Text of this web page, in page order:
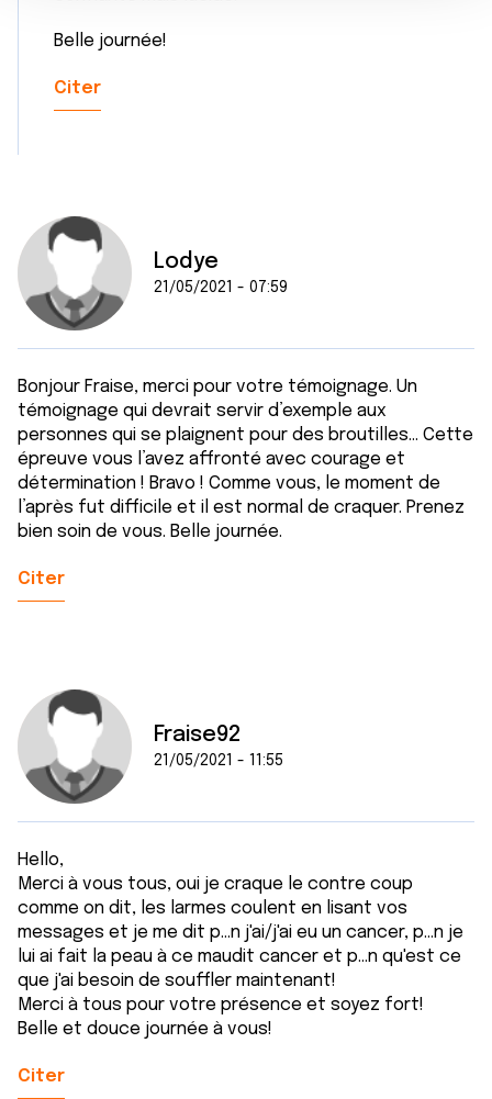
notre site avec nos partenaires de médias sociaux, de
publicité et d'analyse, qui peuvent combiner celles-ci
avec d'autres informations que vous leur avez fournies
ou qu'ils ont collectées lors de votre utilisation de leurs
Belle journée!
Citer
Lodye
21/05/2021 - 07:59
Bonjour Fraise, merci pour votre témoignage. Un
témoignage qui devrait servir d’exemple aux
personnes qui se plaignent pour des broutilles... Cette
épreuve vous l’avez affronté avec courage et
détermination ! Bravo ! Comme vous, le moment de
l’après fut difficile et il est normal de craquer. Prenez
bien soin de vous. Belle journée.
Citer
Fraise92
21/05/2021 - 11:55
Hello,
Merci à vous tous, oui je craque le contre coup
comme on dit, les larmes coulent en lisant vos
messages et je me dit p...n j'ai/j'ai eu un cancer, p...n je
lui ai fait la peau à ce maudit cancer et p...n qu'est ce
que j'ai besoin de souffler maintenant!
Merci à tous pour votre présence et soyez fort!
Belle et douce journée à vous!
Citer